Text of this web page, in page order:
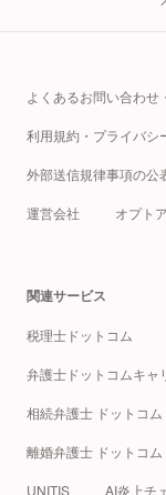
よくあるお問い合わせ
利用規約・プライバシ
外部送信規律事項の公
運営会社 オプト
関連サービス
税理士ドットコム
弁護士ドットコムキャ
相続弁護士 ドットコム
離婚弁護士 ドットコム
UNITIS AI炎上チ